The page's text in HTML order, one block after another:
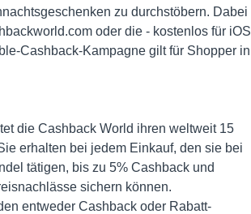
zu durchstöbern. Dabei
oder die - kostenlos für iOS
Cashback-Kampagne gilt für Shopper in
die Cashback World ihren weltweit 15
erhalten bei jedem Einkauf, den sie bei
tätigen, bis zu 5% Cashback und
sichern können.
entweder Cashback oder Rabatt-